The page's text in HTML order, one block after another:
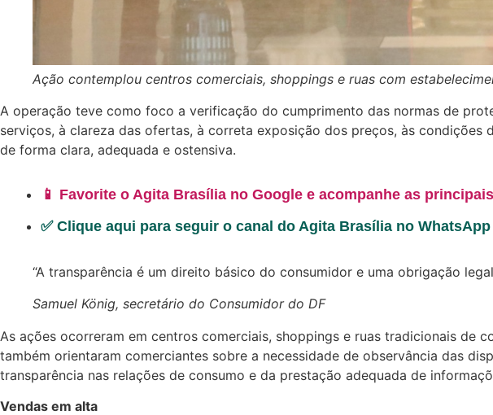
Ação contemplou centros comerciais, shoppings e ruas com
A operação teve como foco a verificação do cumprimento das normas de
serviços, à clareza das ofertas, à correta exposição dos preços, às
de forma clara, adequada e ostensiva.
📱 Favorite o Agita Brasília no Google e acompanhe as
✅ Clique aqui para seguir o canal do Agita Brasília no WhatsApp
“A transparência é um direito básico do consumidor e uma obrigação
Samuel König, secretário do Consumidor do DF
As ações ocorreram em centros comerciais, shoppings e ruas tradicionais de
também orientaram comerciantes sobre a necessidade de observância das
transparência nas relações de consumo e da prestação adequada de
Vendas em alta